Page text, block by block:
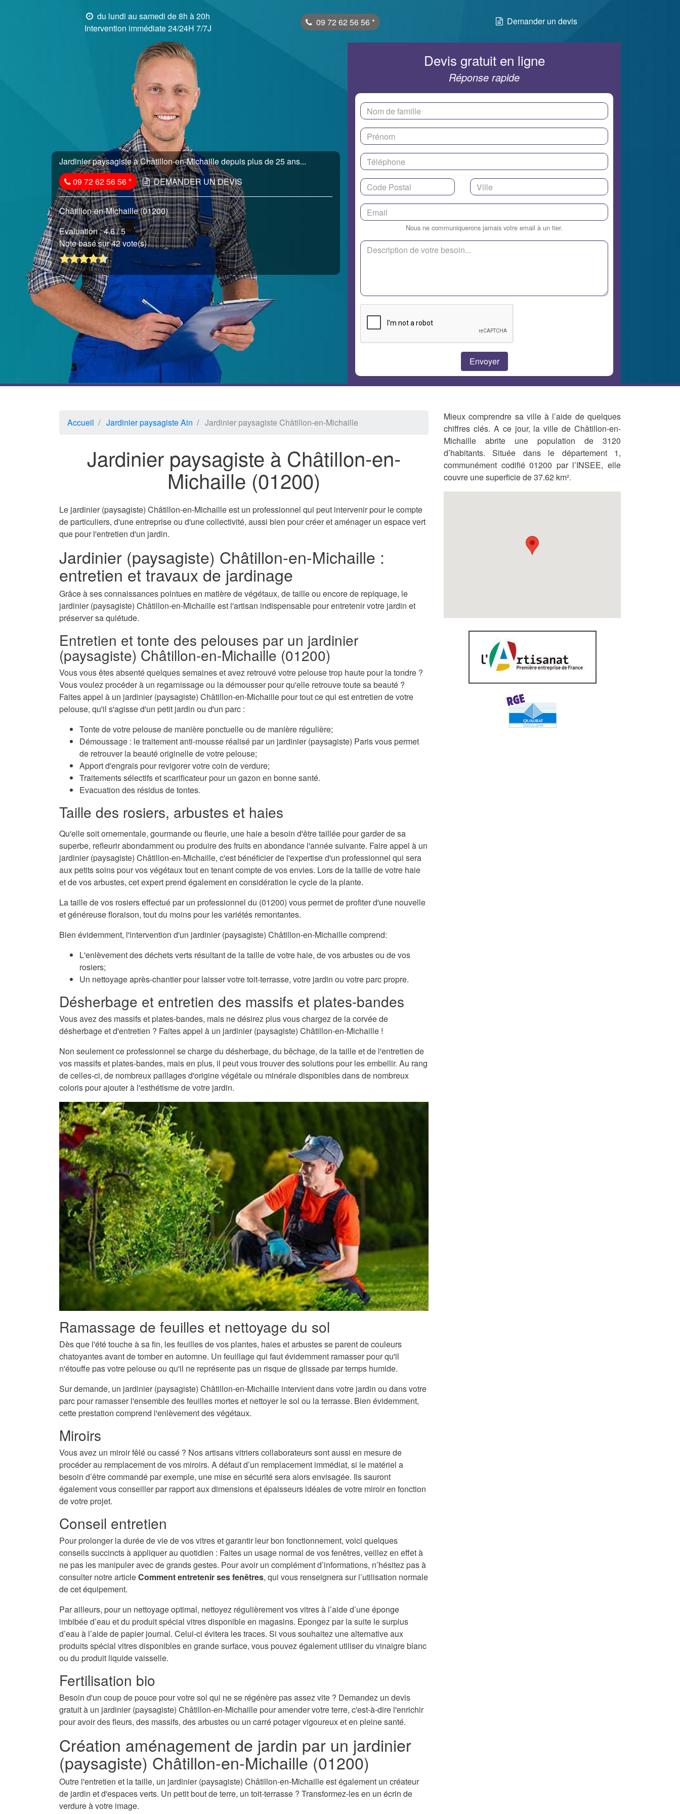
du lundi au samedi de 8h à 20h
Intervention immédiate 24/24H 7/7J
09 72 62 56 56 * Demander un devis
Jardinier paysagiste à Châtillon-en-Michaille depuis plus de 25 ans...
09 72 62 56 56* DEMANDER UN DEVIS
Châtillon-en-Michaille (01200)
Evaluation :4.6/ 5
Note basé sur 42 vote(s)
Devis gratuit en ligne
Réponse rapide
Nous ne communiquerons jamais votre email à un tier.
Accueil Jardinier paysagiste Ain Jardinier paysagiste Châtillon-en-Michaille
Jardinier paysagiste à Châtillon-en-
Michaille (01200)
Le jardinier (paysagiste) Châtillon-en-Michaille est un professionnel qui peut intervenir pour le compte
de particuliers, d'une entreprise ou d'une collectivité, aussi bien pour créer et aménager un espace vert
que pour l'entretien d'un jardin.
Jardinier (paysagiste) Châtillon-en-Michaille :
entretien et travaux de jardinage
Grâce à ses connaissances pointues en matière de végétaux, de taille ou encore de repiquage, le
jardinier (paysagiste) Châtillon-en-Michaille est l'artisan indispensable pour entretenir votre jardin et
préserver sa quiétude.
Entretien et tonte des pelouses par un jardinier
(paysagiste) Châtillon-en-Michaille (01200)
Vous vous êtes absenté quelques semaines et avez retrouvé votre pelouse trop haute pour la tondre ?
Vous voulez procéder à un regarnissage ou la démousser pour qu'elle retrouve toute sa beauté ?
Faites appel à un jardinier (paysagiste) Châtillon-en-Michaille pour tout ce qui est entretien de votre
pelouse, qu'il s'agisse d'un petit jardin ou d'un parc :
Tonte de votre pelouse de manière ponctuelle ou de manière régulière;
Démoussage : le traitement anti-mousse réalisé par un jardinier (paysagiste) Paris vous permet
de retrouver la beauté originelle de votre pelouse;
Apport d'engrais pour revigorer votre coin de verdure;
Traitements sélectifs et scarificateur pour un gazon en bonne santé.
Evacuation des résidus de tontes.
Taille des rosiers, arbustes et haies
Qu'elle soit ornementale, gourmande ou fleurie, une haie a besoin d'être taillée pour garder de sa
superbe, refleurir abondamment ou produire des fruits en abondance l'année suivante. Faire appel à un
jardinier (paysagiste) Châtillon-en-Michaille, c'est bénéficier de l'expertise d'un professionnel qui sera
aux petits soins pour vos végétaux tout en tenant compte de vos envies. Lors de la taille de votre haie
et de vos arbustes, cet expert prend également en considération le cycle de la plante.
La taille de vos rosiers effectué par un professionnel du (01200) vous permet de profiter d'une nouvelle
et généreuse floraison, tout du moins pour les variétés remontantes.
Bien évidemment, l'intervention d'un jardinier (paysagiste) Châtillon-en-Michaille comprend:
L'enlèvement des déchets verts résultant de la taille de votre haie, de vos arbustes ou de vos
rosiers;
Un nettoyage après-chantier pour laisser votre toit-terrasse, votre jardin ou votre parc propre.
Désherbage et entretien des massifs et plates-bandes
Vous avez des massifs et plates-bandes, mais ne désirez plus vous chargez de la corvée de
désherbage et d'entretien ? Faites appel à un jardinier (paysagiste) Châtillon-en-Michaille !
Non seulement ce professionnel se charge du désherbage, du bêchage, de la taille et de l'entretien de
vos massifs et plates-bandes, mais en plus, il peut vous trouver des solutions pour les embellir. Au rang
de celles-ci, de nombreux paillages d'origine végétale ou minérale disponibles dans de nombreux
coloris pour ajouter à l'esthétisme de votre jardin.
Ramassage de feuilles et nettoyage du sol
Dès que l'été touche à sa fin, les feuilles de vos plantes, haies et arbustes se parent de couleurs
chatoyantes avant de tomber en automne. Un feuillage qui faut évidemment ramasser pour qu'il
n'étouffe pas votre pelouse ou qu'il ne représente pas un risque de glissade par temps humide.
Sur demande, un jardinier (paysagiste) Châtillon-en-Michaille intervient dans votre jardin ou dans votre
parc pour ramasser l'ensemble des feuilles mortes et nettoyer le sol ou la terrasse. Bien évidemment,
cette prestation comprend l'enlèvement des végétaux.
Miroirs
Vous avez un miroir fêlé ou cassé ? Nos artisans vitriers collaborateurs sont aussi en mesure de
procéder au remplacement de vos miroirs. A défaut d’un remplacement immédiat, si le matériel a
besoin d’être commandé par exemple, une mise en sécurité sera alors envisagée. Ils sauront
également vous conseiller par rapport aux dimensions et épaisseurs idéales de votre miroir en fonction
de votre projet.
Conseil entretien
Pour prolonger la durée de vie de vos vitres et garantir leur bon fonctionnement, voici quelques
conseils succincts à appliquer au quotidien : Faites un usage normal de vos fenêtres, veillez en effet à
ne pas les manipuler avec de grands gestes. Pour avoir un complément d’informations, n’hésitez pas à
consulter notre articleComment entretenir ses fenêtres, qui vous renseignera sur l’utilisation normale
de cet équipement.
Par ailleurs, pour un nettoyage optimal, nettoyez régulièrement vos vitres à l’aide d’une éponge
imbibée d’eau et du produit spécial vitres disponible en magasins. Epongez par la suite le surplus
d’eau à l’aide de papier journal. Celui-ci évitera les traces. Si vous souhaitez une alternative aux
produits spécial vitres disponibles en grande surface, vous pouvez également utiliser du vinaigre blanc
ou du produit liquide vaisselle.
Fertilisation bio
Besoin d'un coup de pouce pour votre sol qui ne se régénère pas assez vite ? Demandez un devis
gratuit à un jardinier (paysagiste) Châtillon-en-Michaille pour amender votre terre, c'est-à-dire l'enrichir
pour avoir des fleurs, des massifs, des arbustes ou un carré potager vigoureux et en pleine santé.
Création aménagement de jardin par un jardinier
(paysagiste) Châtillon-en-Michaille (01200)
Outre l'entretien et la taille, un jardinier (paysagiste) Châtillon-en-Michaille est également un créateur
de jardin et d'espaces verts. Un petit bout de terre, un toit-terrasse ? Transformez-les en un écrin de
verdure à votre image.
Mieux comprendre sa ville à l’aide de quelques
chiffres clés. A ce jour, la ville de Châtillon-en-
Michaille abrite une population de 3120
d’habitants. Située dans le département 1,
communément codifié 01200 par l’INSEE, elle
couvre une superficie de 37.62 km².